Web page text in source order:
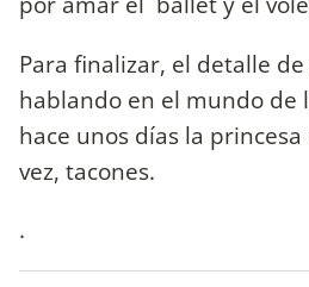
Para finalizar, el detalle
hablando en el mundo de
hace unos días la
vez, tacones.
.